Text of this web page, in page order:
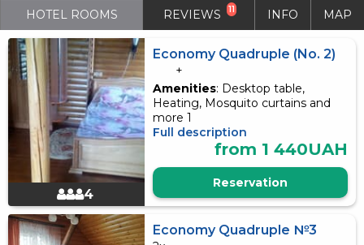
HOTEL ROOMS REVIEWS 11 INFO MAP
4
Economy Quadruple (No. 2)
+
Amenities: Desktop table,
Heating, Mosquito curtains and
more 1
Full description
from 1 440UAH
Reservation
Economy Quadruple №3